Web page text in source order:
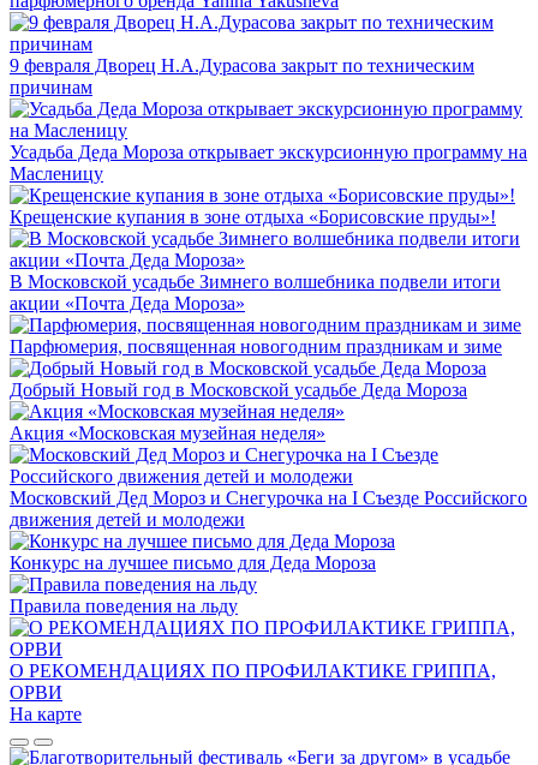
9 февраля Дворец Н.А.Дурасова закрыт по техническим
причинам
Усадьба Деда Мороза открывает экскурсионную программу на
Масленицу
Крещенские купания в зоне отдыха «Борисовские пруды»!
В Московской усадьбе Зимнего волшебника подвели итоги
акции «Почта Деда Мороза»
Парфюмерия, посвященная новогодним праздникам и зиме
Добрый Новый год в Московской усадьбе Деда Мороза
Акция «Московская музейная неделя»
Московский Дед Мороз и Снегурочка на I Съезде Российского
движения детей и молодежи
Конкурс на лучшее письмо для Деда Мороза
Правила поведения на льду
О РЕКОМЕНДАЦИЯХ ПО ПРОФИЛАКТИКЕ ГРИППА,
ОРВИ
На карте